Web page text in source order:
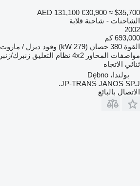
AED 131,100 €30,900 ≈ $35,700
الشاحنات - شاحنة قلابة
2002
693,000 كم
القوة 380 حصان (279 kW) وقود ديزل / مازوت
مواصفات المحاور 4x2 نظام التعليق زنبرك/
ثنائي الاتجاه
بولندا، Dębno
JP-TRANS JANOS SP.J.
الاتصال بالبائع